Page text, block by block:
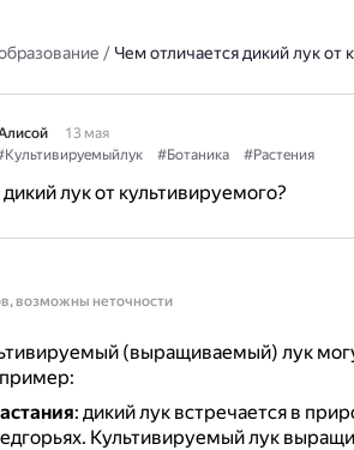
/ Чем отличается дикий лук от
13 мая
#Ботаника #Растения
лук от культивируемого?
возможны неточности
(выращиваемый) лук
: дикий лук встречается в
Культивируемый лук